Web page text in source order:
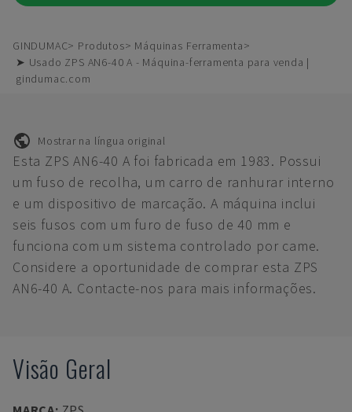
GINDUMAC Produtos
Máquinas Ferramenta
➤ Usado ZPS AN6-40 A - Máquina-ferramenta para venda |
gindumac.com
Mostrar na língua original
Esta ZPS AN6-40 A foi fabricada em 1983. Possui
um fuso de recolha, um carro de ranhurar interno
e um dispositivo de marcação. A máquina inclui
seis fusos com um furo de fuso de 40 mm e
funciona com um sistema controlado por came.
Considere a oportunidade de comprar esta ZPS
AN6-40 A. Contacte-nos para mais informações.
Visão Geral